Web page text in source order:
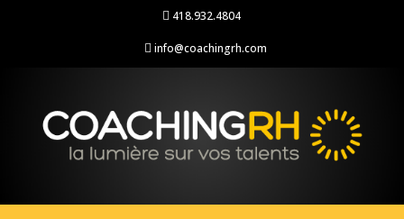
 418.932.4804
 info@coachingrh.com